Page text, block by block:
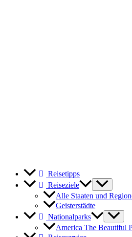
Reisetipps
Reiseziele
Alle Staaten und
Geisterstädte
Nationalparks
America The Beautiful